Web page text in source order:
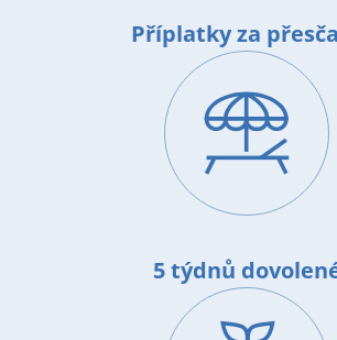
Příplatky za
Image
5 týdnů
Image